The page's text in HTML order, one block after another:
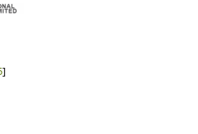
]